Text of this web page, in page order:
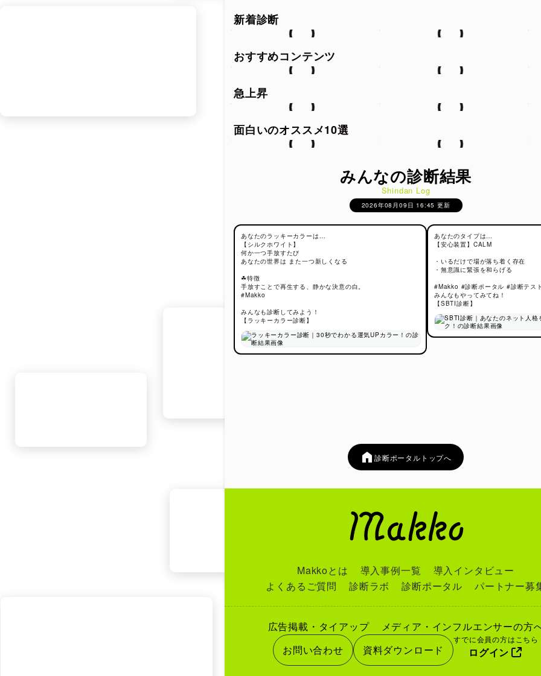
新着診断
おすすめコンテンツ
急上昇
面白いのオススメ10選
みんなの診断結果
Shindan Log
2026年08月09日 16:45 更新
あなたのラッキーカラーは…
【シルクホワイト】
何か一つ手放すたび
あなたの世界は また一つ新しくなる
☘特徴
手放すことで再生する、静かな決意の白。
#Makko
みんなも診断してみよう！
【ラッキーカラー診断】
あなたのタイプは…
【安心装置】CALM
・いるだけで場が落ち着く存在
・無意識に緊張を和らげる
#Makko #診断ポータル #診断テス
みんなもやってみてね！
【SBTI診断】
診断ポータルトップへ
Makkoとは 導入事例一覧
導入インタビュー
よくあるご質問
診断ラボ 診断ポータル パートナー募
広告掲載・タイアップ
メディア・インフルエンサーの方
お問い合わせ
資料ダウンロード
すでに会員の方はこちら
ログイン